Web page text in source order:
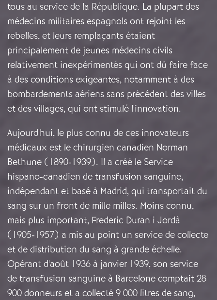
tous au service de la République. La plupart des
médecins militaires espagnols ont rejoint les
rebelles, et leurs remplaçants étaient
principalement de jeunes médecins civils
relativement inexpérimentés qui ont dû faire face
à des conditions exigeantes, notamment à des
bombardements aériens sans précédent des villes
et des villages, qui ont stimulé l'innovation.
Aujourd'hui, le plus connu de ces innovateurs
médicaux est le chirurgien canadien Norman
Bethune (1890-1939). Il a créé le Service
hispano-canadien de transfusion sanguine,
indépendant et basé à Madrid, qui transportait du
sang sur un front de mille milles. Moins connu,
mais plus important, Frederic Duran i Jordà
(1905-1957) a mis au point un service de collecte
et de distribution du sang à grande échelle.
Opérant d'août 1936 à janvier 1939, son service
de transfusion sanguine à Barcelone comptait 28
900 donneurs et a collecté 9 000 litres de sang,